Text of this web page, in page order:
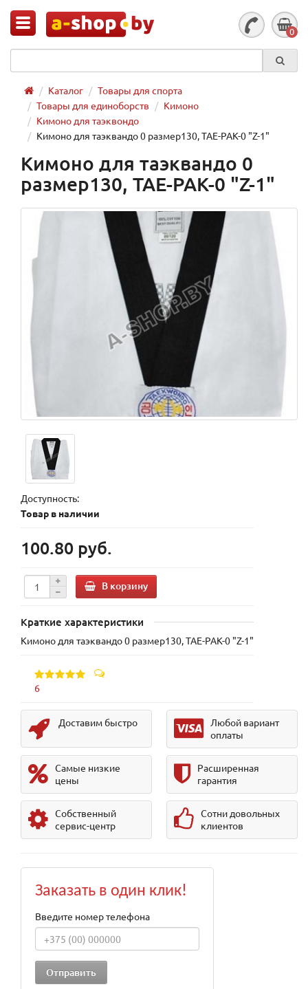
0
Каталог
Товары для спорта
Товары для единоборств
Кимоно
Кимоно для таэквондо
Кимоно для таэквандо 0 размер130, TAE-PAK-0 "Z-1"
Кимоно для таэквандо 0
размер130, TAE-PAK-0 "Z-1"
Доступность:
Товар в наличии
100.80 руб.
В корзину
Краткие характеристики
Кимоно для таэквандо 0 размер130, TAE-PAK-0 "Z-1"
6
Доставим быстро
Любой вариант
оплаты
Самые низкие
цены
Расширенная
гарантия
Собственный
сервис-центр
Сотни довольных
клиентов
Заказать в один клик!
Введите номер телефона